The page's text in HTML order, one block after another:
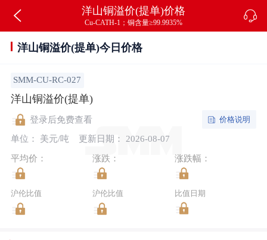
洋山铜溢价(提单)价格
Cu-CATH-1；铜含量≥99.9935%
洋山铜溢价(提单)今日价格
SMM-CU-RC-027
洋山铜溢价(提单)
登录后免费查看
单位： 美元/吨
更新日期： 2026-08-07
价格说明
平均价： 涨跌： 涨跌幅：
沪伦比值 沪伦比值 比值日期